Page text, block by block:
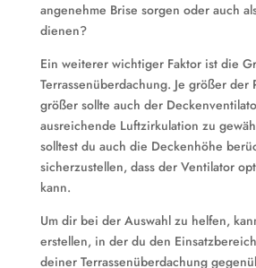
angenehme Brise sorgen oder auch
dienen?
Ein weiterer wichtiger Faktor ist die
Terrassenüberdachung. Je größer der
größer sollte auch der
ausreichende Luftzirkulation zu
solltest du auch die Deckenhöhe
sicherzustellen, dass der Ventilator
kann.
Um dir bei der Auswahl zu helfen,
erstellen, in der du den
deiner Terrassenüberdachung